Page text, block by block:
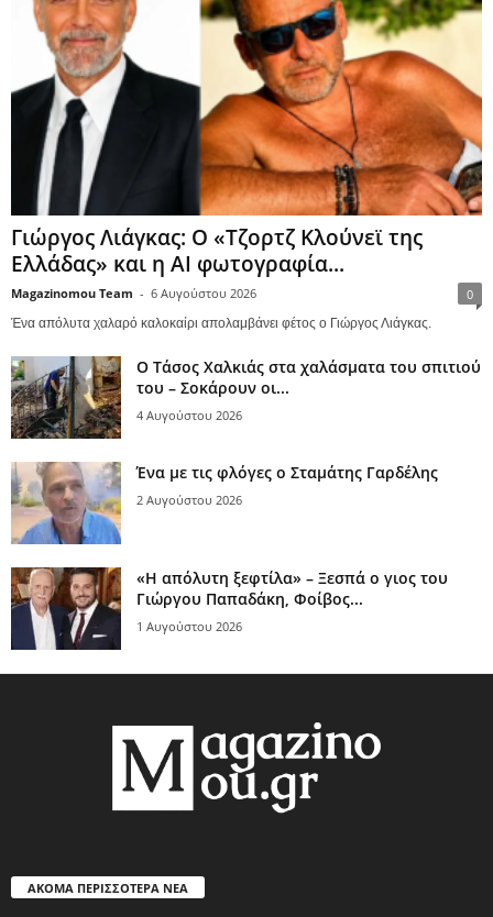
Γιώργος Λιάγκας: Ο «Τζορτζ Κλούνεϊ της
Ελλάδας» και η AI φωτογραφία...
Magazinomou Team - 6 Αυγούστου 2026 0
Ένα απόλυτα χαλαρό καλοκαίρι απολαμβάνει φέτος ο Γιώργος Λιάγκας.
Ο Τάσος Χαλκιάς στα χαλάσματα του σπιτιού
του – Σοκάρουν οι...
4 Αυγούστου 2026
Ένα με τις φλόγες ο Σταμάτης Γαρδέλης
2 Αυγούστου 2026
«Η απόλυτη ξεφτίλα» – Ξεσπά ο γιος του
Γιώργου Παπαδάκη, Φοίβος...
1 Αυγούστου 2026
ΑΚΟΜΑ ΠΕΡΙΣΣΟΤΕΡΑ ΝΕΑ